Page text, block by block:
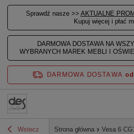
Sprawdź nasze >> AKTUALNE
Kupuj więcej i płać
DARMOWA DOSTAWA NA
WYBRANYCH MAREK MEBLI I
DARMOWA DOSTAWA
Wstecz Strona główna Vesa 6